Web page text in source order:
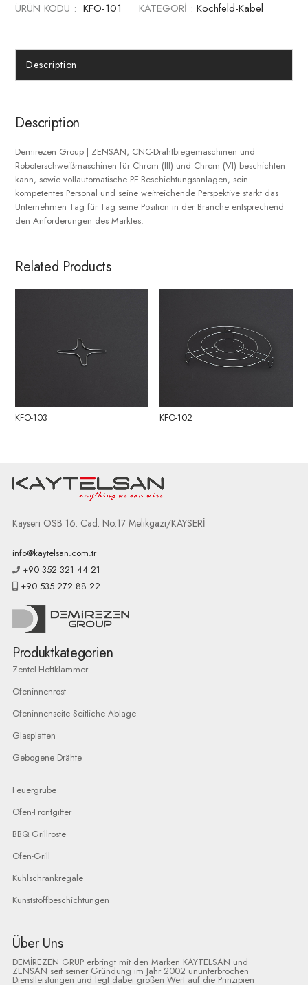
ÜRÜN KODU : KFO-101 KATEGORİ : Kochfeld-Kabel
Description
Description
Demirezen Group | ZENSAN, CNC-Drahtbiegemaschinen und
Roboterschweißmaschinen für Chrom (III) und Chrom (VI) beschichten
kann, sowie vollautomatische PE-Beschichtungsanlagen, sein
kompetentes Personal und seine weitreichende Perspektive stärkt das
Unternehmen Tag für Tag seine Position in der Branche entsprechend
den Anforderungen des Marktes.
Related Products
KFO-103 KFO-102
Kayseri OSB 16. Cad. No:17 Melikgazi/KAYSERİ
info@kaytelsan.com.tr
+90 352 321 44 21
+90 535 272 88 22
Produktkategorien
Zentel-Heftklammer
Ofeninnenrost
Ofeninnenseite Seitliche Ablage
Glasplatten
Gebogene Drähte
Feuergrube
Ofen-Frontgitter
BBQ Grillroste
Ofen-Grill
Kühlschrankregale
Kunststoffbeschichtungen
Über Uns
DEMİREZEN GRUP erbringt mit den Marken KAYTELSAN und
ZENSAN seit seiner Gründung im Jahr 2002 ununterbrochen
Dienstleistungen und legt dabei großen Wert auf die Prinzipien